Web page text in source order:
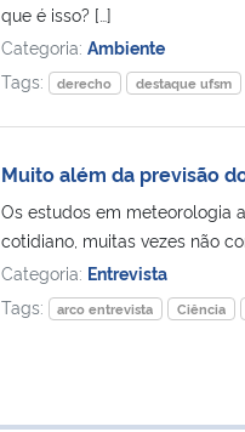
que é isso? […]
Categoria: Ambiente
Tags:
derecho destaque ufsm
Muito além da previsão
Os estudos em meteorologia
cotidiano, muitas vezes não
Categoria: Entrevista
Tags:
arco entrevista Ciência